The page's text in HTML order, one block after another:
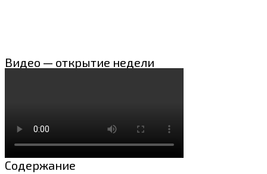
Видео — открытие недели
Содержание